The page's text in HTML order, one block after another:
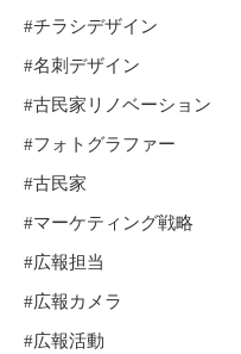
#チラシデザイン
#名刺デザイン
#古民家リノベーション
#フォトグラファー
#古民家
#マーケティング戦略
#広報担当
#広報カメラ
#広報活動